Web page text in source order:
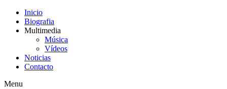
Inicio
Biografia
Multimedia
Música
Vídeos
Noticias
Contacto
Menu